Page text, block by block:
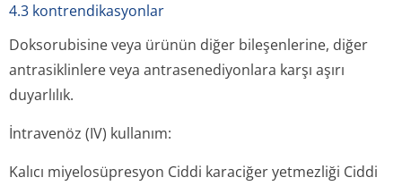
4.3 kontrendikasyonlar
Doksorubisine veya ürünün diğer bileşenlerine, diğer
antrasiklinlere veya antrasenediyonlara karşı aşırı
duyarlılık.
İntravenöz (IV) kullanım:
Kalıcı miyelosüpresyon Ciddi karaciğer yetmezliği Ciddi